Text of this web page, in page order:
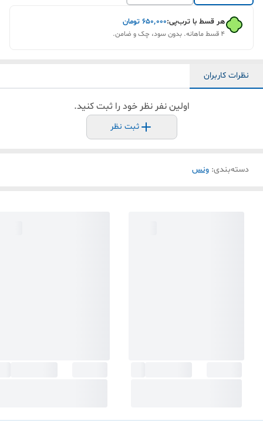
هر قسط با ترب‌پی:۶۵۰٬۰۰۰ تومان
۴ قسط ماهانه. بدون سود، چک و ضامن.
نظرات کاربران
اولین نفر نظر خود را ثبت کنید.
ثبت نظر
دسته‌بندی: ونس